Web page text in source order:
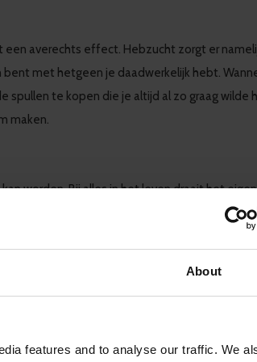
About
features and to analyse our traffic. We
averechts effect. Hebzucht zorgt er
met hetgeen je daadwerkelijk hebt.
te kopen die je altijd al zo graag wilde
maken.
worden. Bij alles in het leven draait het
gelukkig maken wanneer jij iets doet wat
je geluk hierin. Dan komt het geld
geen echte vitamine maar een hormoon. Je
op peil houden met supplementen. Wat
een stofje dat mede bepalend is voor jouw